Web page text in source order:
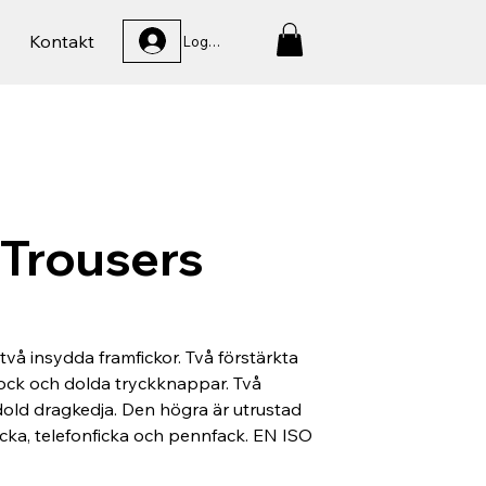
Kontakt Logga In
insydda framfickor. Två förstärkta
och dolda tryckknappar. Två
dragkedja. Den högra är utrustad
telefonficka och pennfack. EN ISO